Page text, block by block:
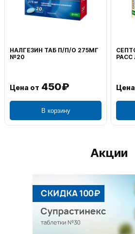
НАЛГЕЗИН ТАБ П/П/О 275МГ
№20
Цена от 450₽
В корзину
Акции